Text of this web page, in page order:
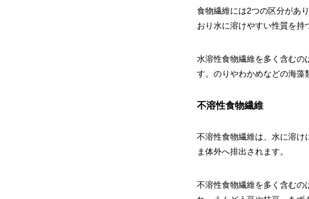
食物繊維には2つの区分があ
おり水に溶けやすい性質を持
水溶性食物繊維を多く含むの
す。のりやわかめなどの海藻
不溶性食物繊維
不溶性食物繊維は、水に溶け
ま体外へ排出されます。
不溶性食物繊維を多く含むの